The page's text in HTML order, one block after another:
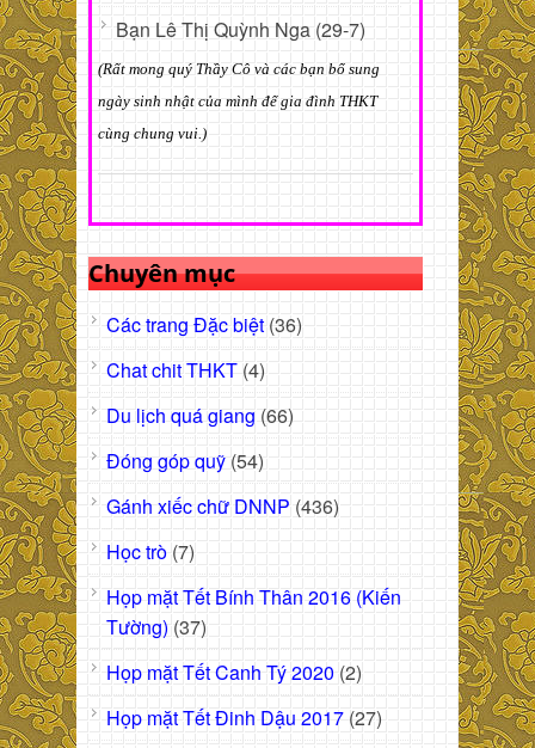
Bạn Lê Thị Quỳnh Nga (29-7)
(Rất mong quý Thầy Cô và các bạn bổ sung
ngày sinh nhật của mình để gia đình THKT
cùng chung vui.)
Chuyên mục
Các trang Đặc biệt (36)
Chat chit THKT (4)
Du lịch quá giang (66)
Đóng góp quỹ (54)
Gánh xiếc chữ DNNP (436)
Học trò (7)
Họp mặt Tết Bính Thân 2016 (Kiến
Tường) (37)
Họp mặt Tết Canh Tý 2020 (2)
Họp mặt Tết Đinh Dậu 2017 (27)